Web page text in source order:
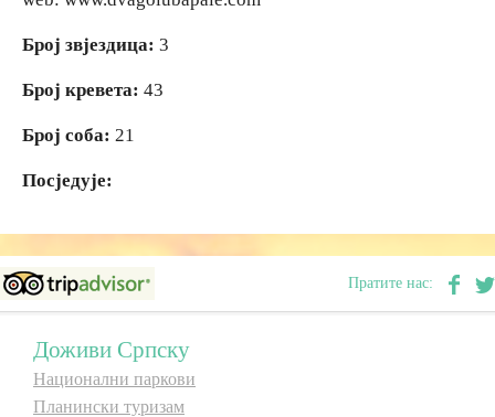
Културни туризам
Гастрономија
Дестинације
Број звјездица: 3
Број кревета: 43
Број соба: 21
Посједује:
Пратите нас:
Доживи Српску
Национални паркови
Планински туризам
Културни туризам
Гастрономија
Дестинације